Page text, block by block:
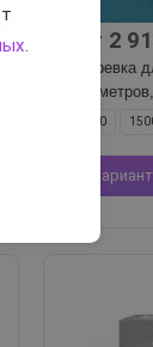
от 2
Веревка
15
500
.